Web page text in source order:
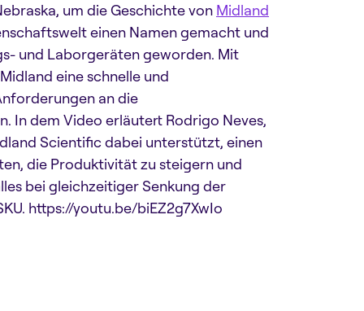
um die Geschichte von Midland
einen Namen gemacht und
und Laborgeräten geworden. Mit
eine schnelle und
an die
In dem Video erläutert Rodrigo Neves,
Scientific dabei unterstützt, einen
die Produktivität zu steigern und
bei gleichzeitiger Senkung der
https://youtu.be/biEZ2g7XwIo